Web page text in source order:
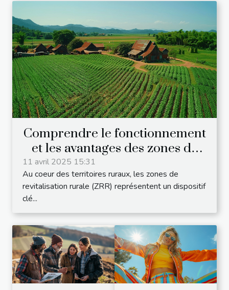
Comprendre le fonctionnement
et les avantages des zones de
revitalisation rurale (ZRR)
11 avril 2025 15:31
Au coeur des territoires ruraux, les zones de
revitalisation rurale (ZRR) représentent un dispositif
clé...